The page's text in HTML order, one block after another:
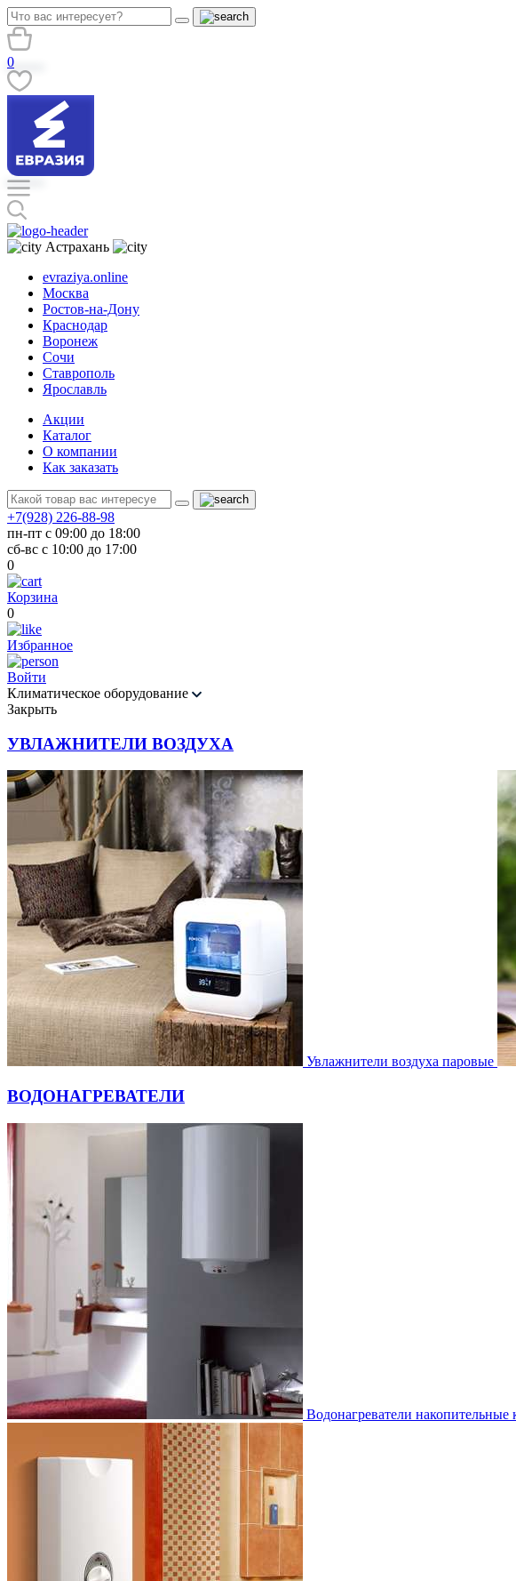
0
Астрахань
evraziya.online
Москва
Ростов-на-Дону
Краснодар
Воронеж
Сочи
Ставрополь
Ярославль
Акции
Каталог
О компании
Как заказать
+7(928) 226-88-98
пн-пт с 09:00 до 18:00
сб-вс с 10:00 до 17:00
0
Корзина
0
Избранное
Войти
Климатическое оборудование
Закрыть
УВЛАЖНИТЕЛИ ВОЗДУХА
Увлажнители воздуха паровые
ВОДОНАГРЕВАТЕЛИ
Водонагреватели накопительные